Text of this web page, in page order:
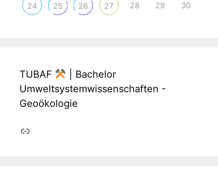
24 25 26 27 28 29 30
TUBAF
| Bachelor
Umweltsystemwissenschaften -
Geoökologie
Link